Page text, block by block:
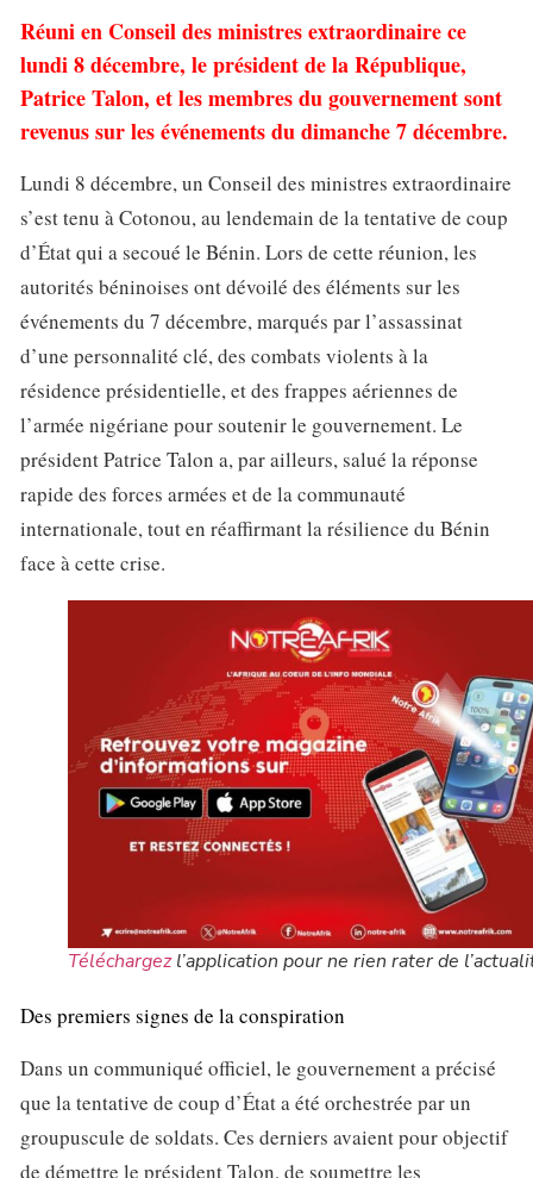
Réuni en Conseil des ministres extraordinaire ce
lundi 8 décembre, le président de la République,
Patrice Talon, et les membres du gouvernement sont
revenus sur les événements du dimanche 7 décembre.
Lundi 8 décembre, un Conseil des ministres extraordinaire
s’est tenu à Cotonou, au lendemain de la tentative de coup
d’État qui a secoué le Bénin. Lors de cette réunion, les
autorités béninoises ont dévoilé des éléments sur les
événements du 7 décembre, marqués par l’assassinat
d’une personnalité clé, des combats violents à la
résidence présidentielle, et des frappes aériennes de
l’armée nigériane pour soutenir le gouvernement. Le
président Patrice Talon a, par ailleurs, salué la réponse
rapide des forces armées et de la communauté
internationale, tout en réaffirmant la résilience du Bénin
face à cette crise.
Téléchargezl’application pour ne rien rater de
Des premiers signes de la conspiration
Dans un communiqué officiel, le gouvernement a précisé
que la tentative de coup d’État a été orchestrée par un
groupuscule de soldats. Ces derniers avaient pour objectif
de démettre le président Talon, de soumettre les